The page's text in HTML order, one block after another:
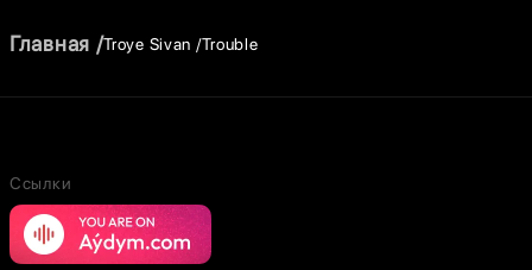
Главная Troye Sivan Trouble
Ссылки